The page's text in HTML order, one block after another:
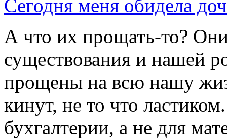
Сегодня меня обидела
А что их прощать-то?
существования и нашей
прощены на всю нашу
кинут, не то что
бухгалтерии, а не для